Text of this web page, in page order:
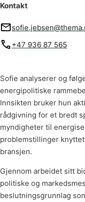
Kontakt
+47 936 87 565
Sofie analyserer og
energipolitiske
Innsikten bruker hun
rådgivning for et bredt
myndigheter til
problemstillinger
bransjen.
Gjennom arbeidet sitt
politiske og
beslutningsgrunnlag